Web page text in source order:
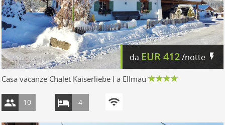
da EUR412/notte
Casa vacanze Chalet Kaiserliebe I a Ellmau
10 4